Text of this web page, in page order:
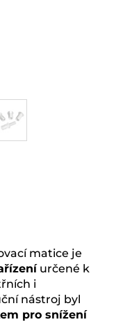
matice je
určené k
i
nástroj byl
pro snížení